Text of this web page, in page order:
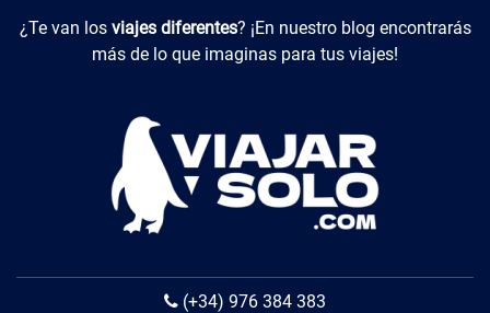
Viajes Diferentes
¿Te van los viajes diferentes? ¡En nuestro blog encontrarás
más de lo que imaginas para tus viajes!
(+34) 976 384 383